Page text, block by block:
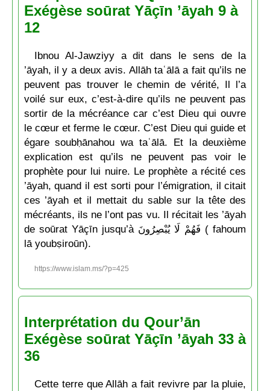
Exégèse soūrat Yāçīn ’āyah 9 à
12
Ibnou Al-Jawziyy a dit dans le sens de la
’āyah, il y a deux avis. Allāh taʿālā a fait qu’ils ne
peuvent pas trouver le chemin de vérité, Il l’a
voilé sur eux, c’est-à-dire qu’ils ne peuvent pas
sortir de la mécréance car c’est Dieu qui ouvre
le cœur et ferme le cœur. C’est Dieu qui guide et
égare soubḥānahou wa taʿālā. Et la deuxième
explication est qu’ils ne peuvent pas voir le
prophète pour lui nuire. Le prophète a récité ces
’āyah, quand il est sorti pour l’émigration, il citait
ces ’āyah et il mettait du sable sur la tête des
mécréants, ils ne l’ont pas vu. Il récitait les ’āyah
de soūrat Yāçīn jusqu’à فَهُمْ لَا يُبْصِرُونَ ( fahoum
lā youbṣiroūn).
https://www.islam.ms/?p=425
Interprétation du Qour’ān
Exégèse soūrat Yāçīn ’āyah 33 à
36
Cette terre que Allāh a fait revivre par la pluie,